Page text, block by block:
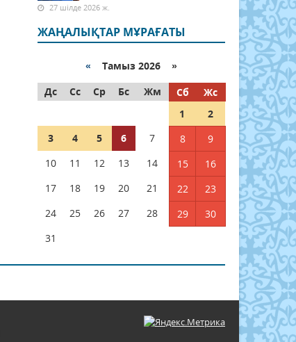
27 шілде 2026 ж.
ЖАҢАЛЫҚТАР МҰРАҒАТЫ
« Тамыз 2026 »
Дс
Сс Ср Бс Жм Сб
Жс
1
2
3
4 5 6 7 8
9
10
11 12 13 14 15
16
17
18 19 20 21 22
23
24
25 26 27 28 29
30
31